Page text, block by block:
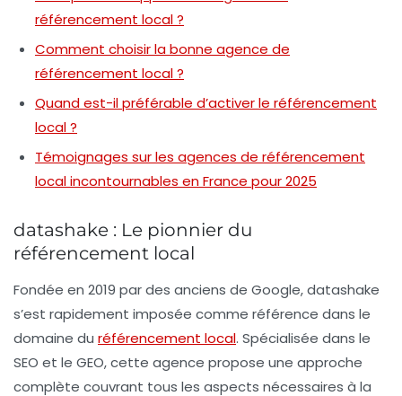
référencement local ?
Comment choisir la bonne agence de
référencement local ?
Quand est-il préférable d’activer le référencement
local ?
Témoignages sur les agences de référencement
local incontournables en France pour 2025
datashake : Le pionnier du
référencement local
Fondée en 2019 par des anciens de Google,datashake
s’est rapidement imposée comme référence dans le
domaine du référencement local. Spécialisée dans le
SEO et le GEO, cette agence propose une approche
complète couvrant tous les aspects nécessaires à la